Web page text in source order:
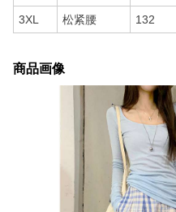
3XL 松紧腰 132
商品画像